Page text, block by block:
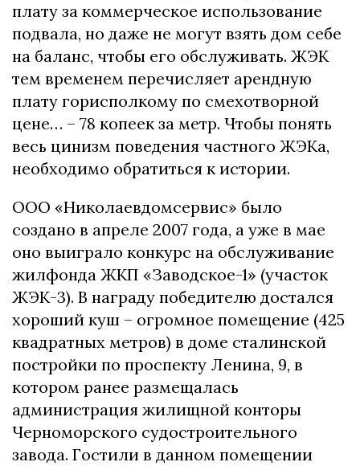
плату за коммерческое использование
подвала, но даже не могут взять дом себе
на баланс, чтобы его обслуживать. ЖЭК
тем временем перечисляет арендную
плату горисполкому по смехотворной
цене… – 78 копеек за метр. Чтобы понять
весь цинизм поведения частного ЖЭКа,
необходимо обратиться к истории.
ООО «Николаевдомсервис» было
создано в апреле 2007 года, а уже в мае
оно выиграло конкурс на обслуживание
жилфонда ЖКП «Заводское-1» (участок
ЖЭК-3). В награду победителю достался
хороший куш – огромное помещение (425
квадратных метров) в доме сталинской
постройки по проспекту Ленина, 9, в
котором ранее размещалась
администрация жилищной конторы
Черноморского судостроительного
завода. Гостили в данном помещении